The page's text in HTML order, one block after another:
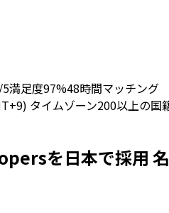
5満足度97%48時間マッチング
タイムゾーン200以上の国
を日本で採用 名